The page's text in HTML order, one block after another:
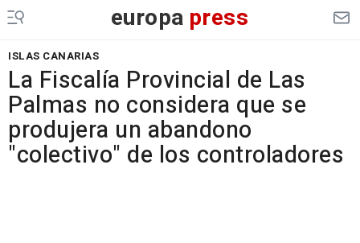
europa press
ISLAS CANARIAS
La Fiscalía Provincial de Las
Palmas no considera que se
produjera un abandono
"colectivo" de los controladores